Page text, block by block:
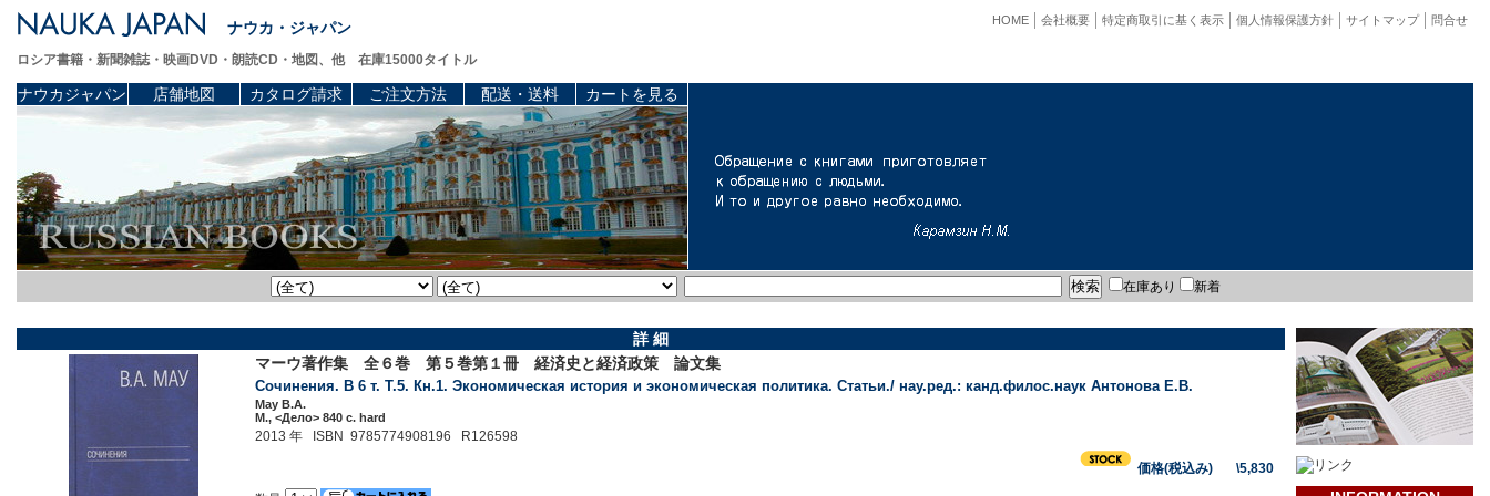
ナウカ・ジャパン 問合せ
サイトマップ
個人情報保護方針
特定商取引に基く表示
会社概要
HOME
ロシア書籍・新聞雑誌・映画DVD・朗読CD・地図、他 在庫15000タイトル
ナウカジャパン 店舗地図 カタログ請求 ご注文方法 配送・送料 カートを見る
在庫あり 新着
詳 細
マーウ著作集 全６巻 第５巻第１冊 経済史と経済政策 論文集
Сочинения. В 6 т. Т.5. Кн.1. Экономическая история и экономическая политика. Статьи./ нау.ред.: канд.филос.наук Антонова Е.В.
Мау В.А.
М., <Дело> 840 c. hard
2013 年 ISBN 9785774908196 R126598
価格(税込み) \5,830